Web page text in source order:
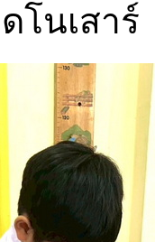
โนเสาร์